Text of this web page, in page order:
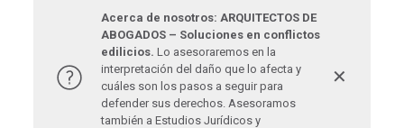
Acerca de nosotros: ARQUITECTOS DE
ABOGADOS – Soluciones en conflictos
edilicios. Lo asesoraremos en la
interpretación del daño que lo afecta y
cuáles son los pasos a seguir para
defender sus derechos. Asesoramos
también a Estudios Jurídicos y
✕